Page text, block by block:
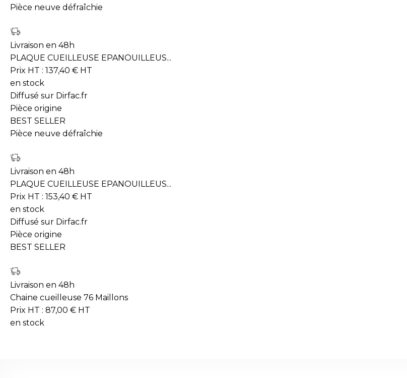
Pièce neuve défraîchie
Livraison en 48h
PLAQUE CUEILLEUSE EPANOUILLEUS...
Prix HT : 137,40 € HT
en stock
Diffusé sur Dirfac.fr
Pièce origine
BEST SELLER
Pièce neuve défraîchie
Livraison en 48h
PLAQUE CUEILLEUSE EPANOUILLEUS...
Prix HT : 153,40 € HT
en stock
Diffusé sur Dirfac.fr
Pièce origine
BEST SELLER
Livraison en 48h
Chaine cueilleuse 76 Maillons
Prix HT : 87,00 € HT
en stock